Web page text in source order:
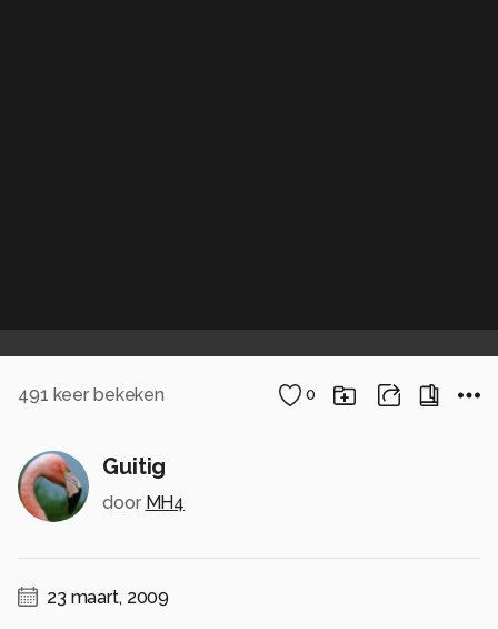
491 keer bekeken 0
Guitig
door MH4
23 maart, 2009